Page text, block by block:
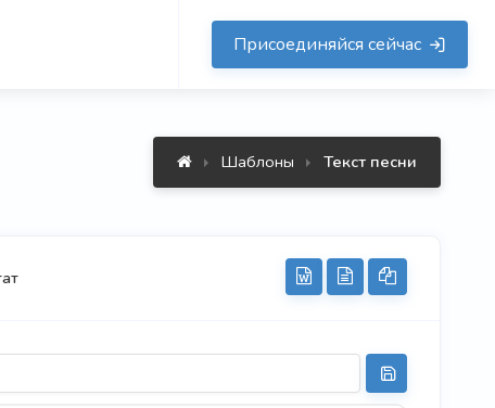
Присоединяйся сейчас
Шаблоны Текст песни